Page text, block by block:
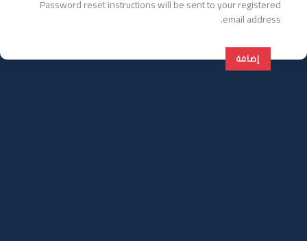
Password reset instructions will be sent to your registered
email address.